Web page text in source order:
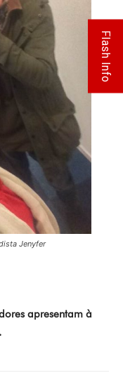
Jenyfer
apresentam à
Flash Info